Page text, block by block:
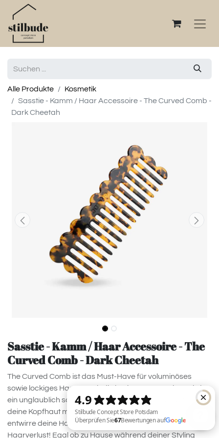
Alle Produkte
Kosmetik
Sasstie - Kamm / Haar Accessoire - The Curved Comb -
Dark Cheetah
Sasstie - Kamm / Haar Accessoire - The
Curved Comb - Dark Cheetah
The Curved Comb ist das Must-Have für voluminöses
sowie lockiges Haar. Durch die breiten Kammseiten wird
ein unglaublich sanftes Kämmen ermöglicht. Verwöhne
deine Kopfhaut mit diesem zart abgerundeten Kamm und
entwirre deine Haare einfach und schnell mit wenig
Haarverlust! Egal ob zu Hause während deiner Styling